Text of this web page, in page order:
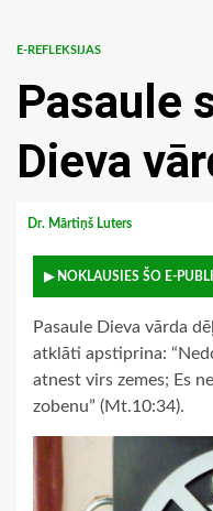
E-REFLEKSIJAS
Pasaule
Dieva
Dr. Mārtiņš Luters
▶ NOKLAUSIES ŠO E-
Pasaule Dieva vārda
atklāti apstiprina:
atnest virs zemes; Es
zobenu” (Mt.10:34).